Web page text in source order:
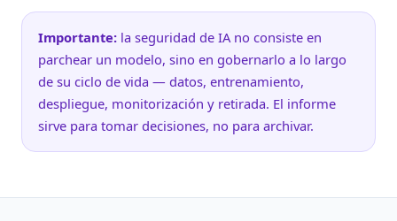
Importante:la seguridad de IA no consiste en
parchear un modelo, sino en gobernarlo a lo largo
de su ciclo de vida — datos, entrenamiento,
despliegue, monitorización y retirada. El informe
sirve para tomar decisiones, no para archivar.